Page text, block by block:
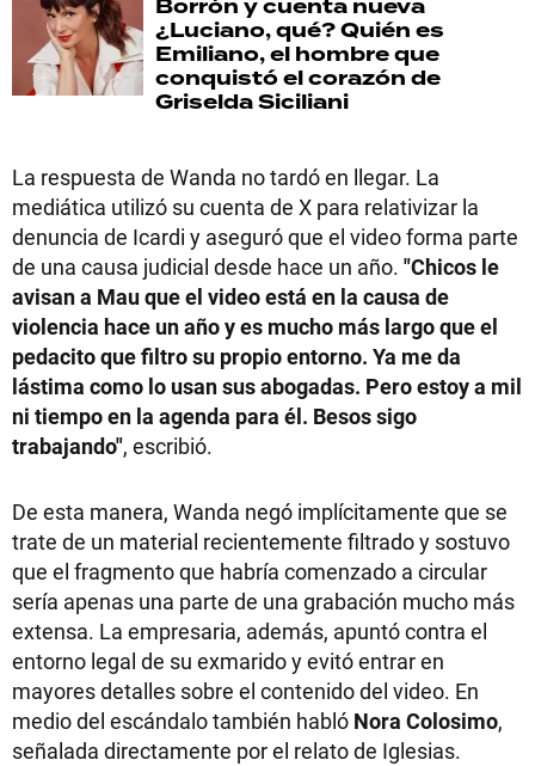
Borrón y cuenta nueva
¿Luciano, qué? Quién es
Emiliano, el hombre que
conquistó el corazón de
Griselda Siciliani
La respuesta de Wanda no tardó en llegar. La
mediática utilizó su cuenta de X para relativizar la
denuncia de Icardi y aseguró que el video forma parte
de una causa judicial desde hace un año. "Chicos le
avisan a Mau que el video está en la causa de
violencia hace un año y es mucho más largo que el
pedacito que filtro su propio entorno. Ya me da
lástima como lo usan sus abogadas. Pero estoy a mil
ni tiempo en la agenda para él. Besos sigo
trabajando", escribió.
De esta manera, Wanda negó implícitamente que se
trate de un material recientemente filtrado y sostuvo
que el fragmento que habría comenzado a circular
sería apenas una parte de una grabación mucho más
extensa. La empresaria, además, apuntó contra el
entorno legal de su exmarido y evitó entrar en
mayores detalles sobre el contenido del video. En
medio del escándalo también habló Nora Colosimo,
señalada directamente por el relato de Iglesias.